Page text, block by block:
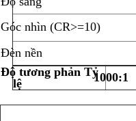
Góc nhìn (CR>=10)
Đèn nền
Độ tương phản Tỷ
lệ
1000:1